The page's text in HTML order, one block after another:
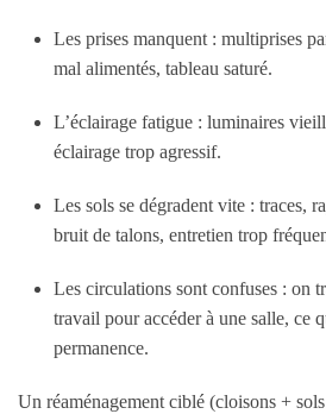
Les prises manquent : multiprises
mal alimentés, tableau saturé.
L’éclairage fatigue : luminaires
éclairage trop agressif.
Les sols se dégradent vite : traces,
bruit de talons, entretien trop
Les circulations sont confuses : on
travail pour accéder à une salle, ce
permanence.
Un réaménagement ciblé (cloisons +